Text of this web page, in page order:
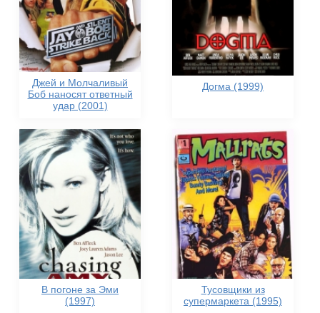
Джей и Молчаливый
Боб наносят ответный
удар (2001)
Догма (1999)
В погоне за Эми
(1997)
Тусовщики из
супермаркета (1995)